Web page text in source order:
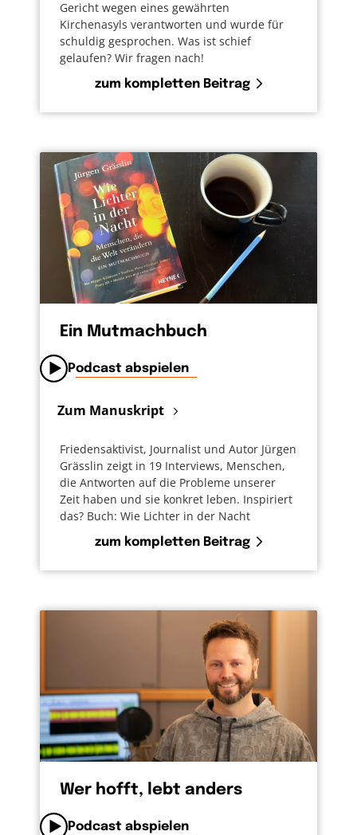
Gericht wegen eines gewährten
Kirchenasyls verantworten und wurde für
schuldig gesprochen. Was ist schief
gelaufen? Wir fragen nach!
zum kompletten Beitrag
Ein Mutmachbuch
Podcast abspielen
Zum Manuskript
Friedensaktivist, Journalist und Autor Jürgen
Grässlin zeigt in 19 Interviews, Menschen,
die Antworten auf die Probleme unserer
Zeit haben und sie konkret leben. Inspiriert
das? Buch: Wie Lichter in der Nacht
zum kompletten Beitrag
Wer hofft, lebt anders
Podcast abspielen